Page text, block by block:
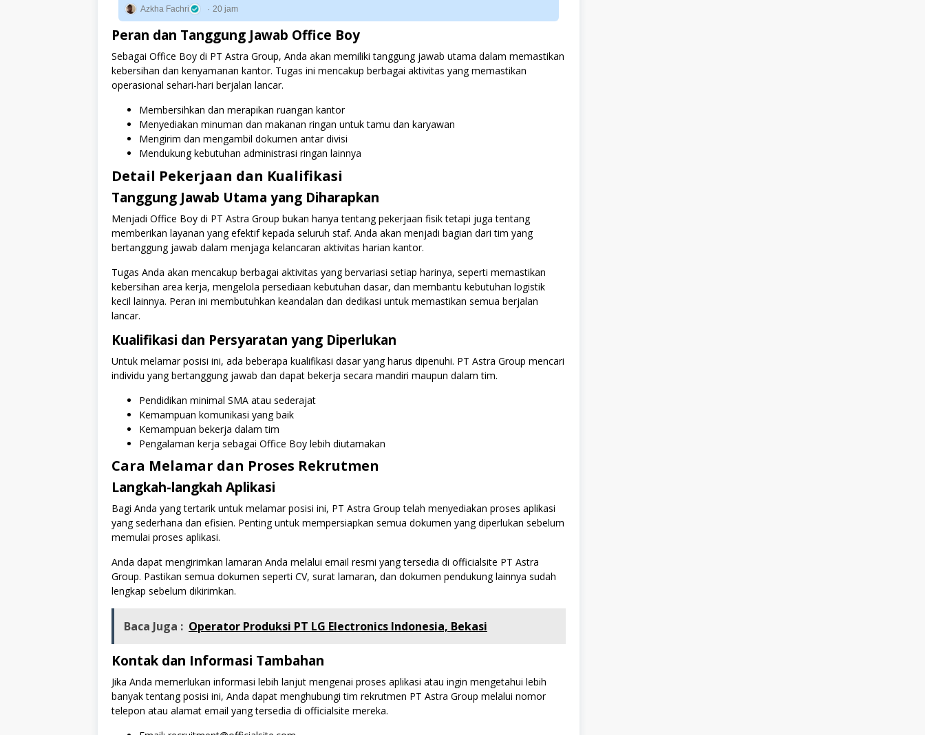
Azkha Fachri 20 jam
Peran dan Tanggung Jawab Office Boy
Sebagai Office Boy di PT Astra Group, Anda akan memiliki tanggung jawab utama dalam memastikan
kebersihan dan kenyamanan kantor. Tugas ini mencakup berbagai aktivitas yang memastikan
operasional sehari-hari berjalan lancar.
Membersihkan dan merapikan ruangan kantor
Menyediakan minuman dan makanan ringan untuk tamu dan karyawan
Mengirim dan mengambil dokumen antar divisi
Mendukung kebutuhan administrasi ringan lainnya
Detail Pekerjaan dan Kualifikasi
Tanggung Jawab Utama yang Diharapkan
Menjadi Office Boy di PT Astra Group bukan hanya tentang pekerjaan fisik tetapi juga tentang
memberikan layanan yang efektif kepada seluruh staf. Anda akan menjadi bagian dari tim yang
bertanggung jawab dalam menjaga kelancaran aktivitas harian kantor.
Tugas Anda akan mencakup berbagai aktivitas yang bervariasi setiap harinya, seperti memastikan
kebersihan area kerja, mengelola persediaan kebutuhan dasar, dan membantu kebutuhan logistik
kecil lainnya. Peran ini membutuhkan keandalan dan dedikasi untuk memastikan semua berjalan
lancar.
Kualifikasi dan Persyaratan yang Diperlukan
Untuk melamar posisi ini, ada beberapa kualifikasi dasar yang harus dipenuhi. PT Astra Group mencari
individu yang bertanggung jawab dan dapat bekerja secara mandiri maupun dalam tim.
Pendidikan minimal SMA atau sederajat
Kemampuan komunikasi yang baik
Kemampuan bekerja dalam tim
Pengalaman kerja sebagai Office Boy lebih diutamakan
Cara Melamar dan Proses Rekrutmen
Langkah-langkah Aplikasi
Bagi Anda yang tertarik untuk melamar posisi ini, PT Astra Group telah menyediakan proses aplikasi
yang sederhana dan efisien. Penting untuk mempersiapkan semua dokumen yang diperlukan sebelum
memulai proses aplikasi.
Anda dapat mengirimkan lamaran Anda melalui email resmi yang tersedia di officialsite PT Astra
Group. Pastikan semua dokumen seperti CV, surat lamaran, dan dokumen pendukung lainnya sudah
lengkap sebelum dikirimkan.
Baca Juga : Operator Produksi PT LG Electronics Indonesia, Bekasi
Kontak dan Informasi Tambahan
Jika Anda memerlukan informasi lebih lanjut mengenai proses aplikasi atau ingin mengetahui lebih
banyak tentang posisi ini, Anda dapat menghubungi tim rekrutmen PT Astra Group melalui nomor
telepon atau alamat email yang tersedia di officialsite mereka.